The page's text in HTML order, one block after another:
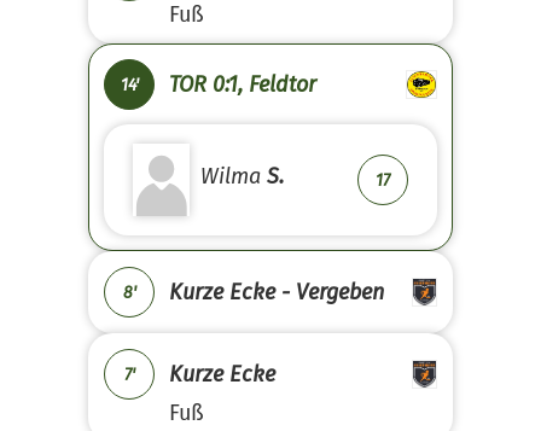
Fuß
14' TOR 0:1, Feldtor
Wilma S. 17
8' Kurze Ecke - Vergeben
7'
Kurze Ecke
Fuß